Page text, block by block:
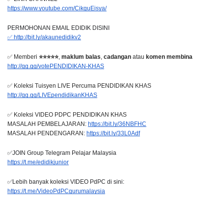
https://www.youtube.com/CikguEisya/
PERMOHONAN EMAIL EDIDIK DISINI
✅ http://bit.ly/akaunedidikv2
✅ Memberi ⭐⭐⭐⭐⭐, maklum balas, cadangan atau komen membina
http://gg.gg/votePENDIDIKAN-KHAS
✅ Koleksi Tuisyen LIVE Percuma PENDIDIKAN KHAS
http://gg.gg/LIVEpendidikanKHAS
✅ Koleksi VIDEO PDPC PENDIDIKAN KHAS
MASALAH PEMBELAJARAN: https://bit.ly/36NBFHC
MASALAH PENDENGARAN: https://bit.ly/33L0Adf
✅JOIN Group Telegram Pelajar Malaysia
https://t.me/edidikjunior
✅Lebih banyak koleksi VIDEO PdPC di sini:
https://t.me/VideoPdPCgurumalaysia